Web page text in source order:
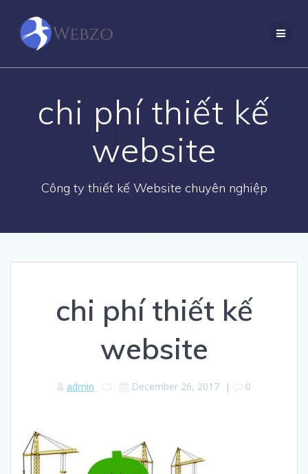
chi phí thiết kế
website
Công ty thiết kế Website chuyên nghiệp
chi phí thiết kế
website
admin December 26, 2017 | 0